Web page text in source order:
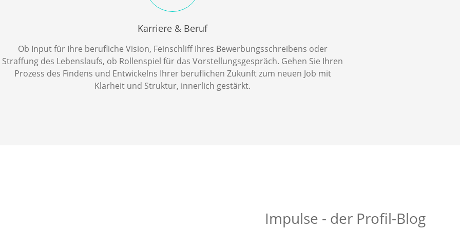
Karriere & Beruf
Ob Input für Ihre berufliche Vision, Feinschliff Ihres Bewerbungsschreibens oder
Straffung des Lebenslaufs, ob Rollenspiel für das Vorstellungsgespräch. Gehen Sie Ihren
Prozess des Findens und Entwickelns Ihrer beruflichen Zukunft zum neuen Job mit
Klarheit und Struktur, innerlich gestärkt.
Impulse - der Profil-Blog